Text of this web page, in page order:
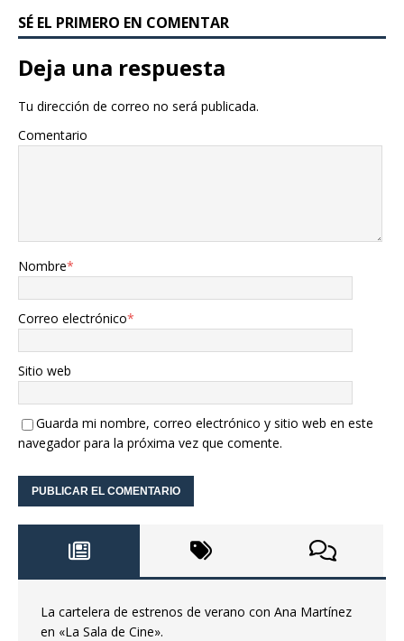
SÉ EL PRIMERO EN COMENTAR
Deja una respuesta
Tu dirección de correo no será publicada.
Comentario
Nombre*
Correo electrónico*
Sitio web
Guarda mi nombre, correo electrónico y sitio web en este
navegador para la próxima vez que comente.
La cartelera de estrenos de verano con Ana Martínez
en «La Sala de Cine».